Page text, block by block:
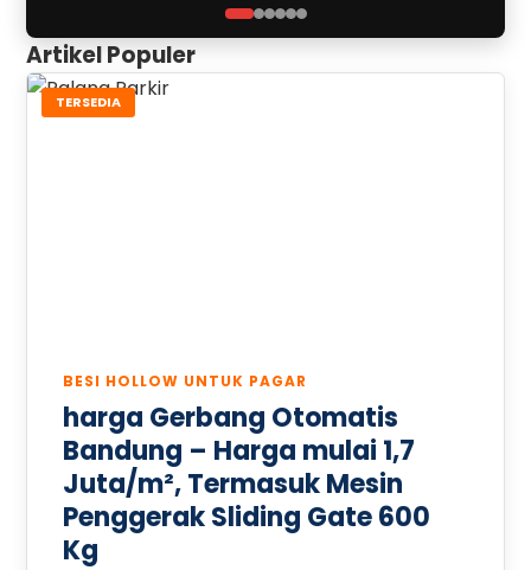
Artikel Populer
TERSEDIA
BESI HOLLOW UNTUK PAGAR
harga Gerbang Otomatis
Bandung – Harga mulai 1,7
Juta/m², Termasuk Mesin
Penggerak Sliding Gate 600
Kg